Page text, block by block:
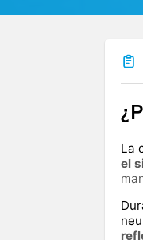
La
el